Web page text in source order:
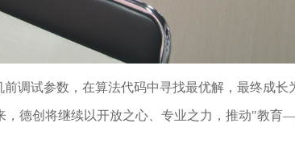
试参数，在算法代码中寻找最优解，最终成长
德创将继续以开放之心、专业之力，推动"教